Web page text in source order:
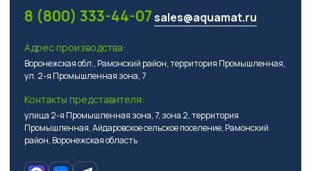
8 (800) 333-44-07sales@aquamat.ru
Адрес производства:
Воронежская обл., Рамонский район, территория Промышленная,
ул. 2-я Промышленная зона, 7
Контакты представителя:
улица 2-я Промышленная зона, 7, зона 2, территория
Промышленная, Айдаровское сельское поселение, Рамонский
район, Воронежская область